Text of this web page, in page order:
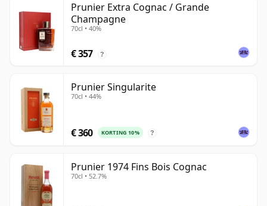
Prunier Extra Cognac / Grande
Champagne
70cl • 40%
€ 357 ?
Prunier Singularite
70cl • 44%
€ 360 KORTING 10% ?
Prunier 1974 Fins Bois Cognac
70cl • 52.7%